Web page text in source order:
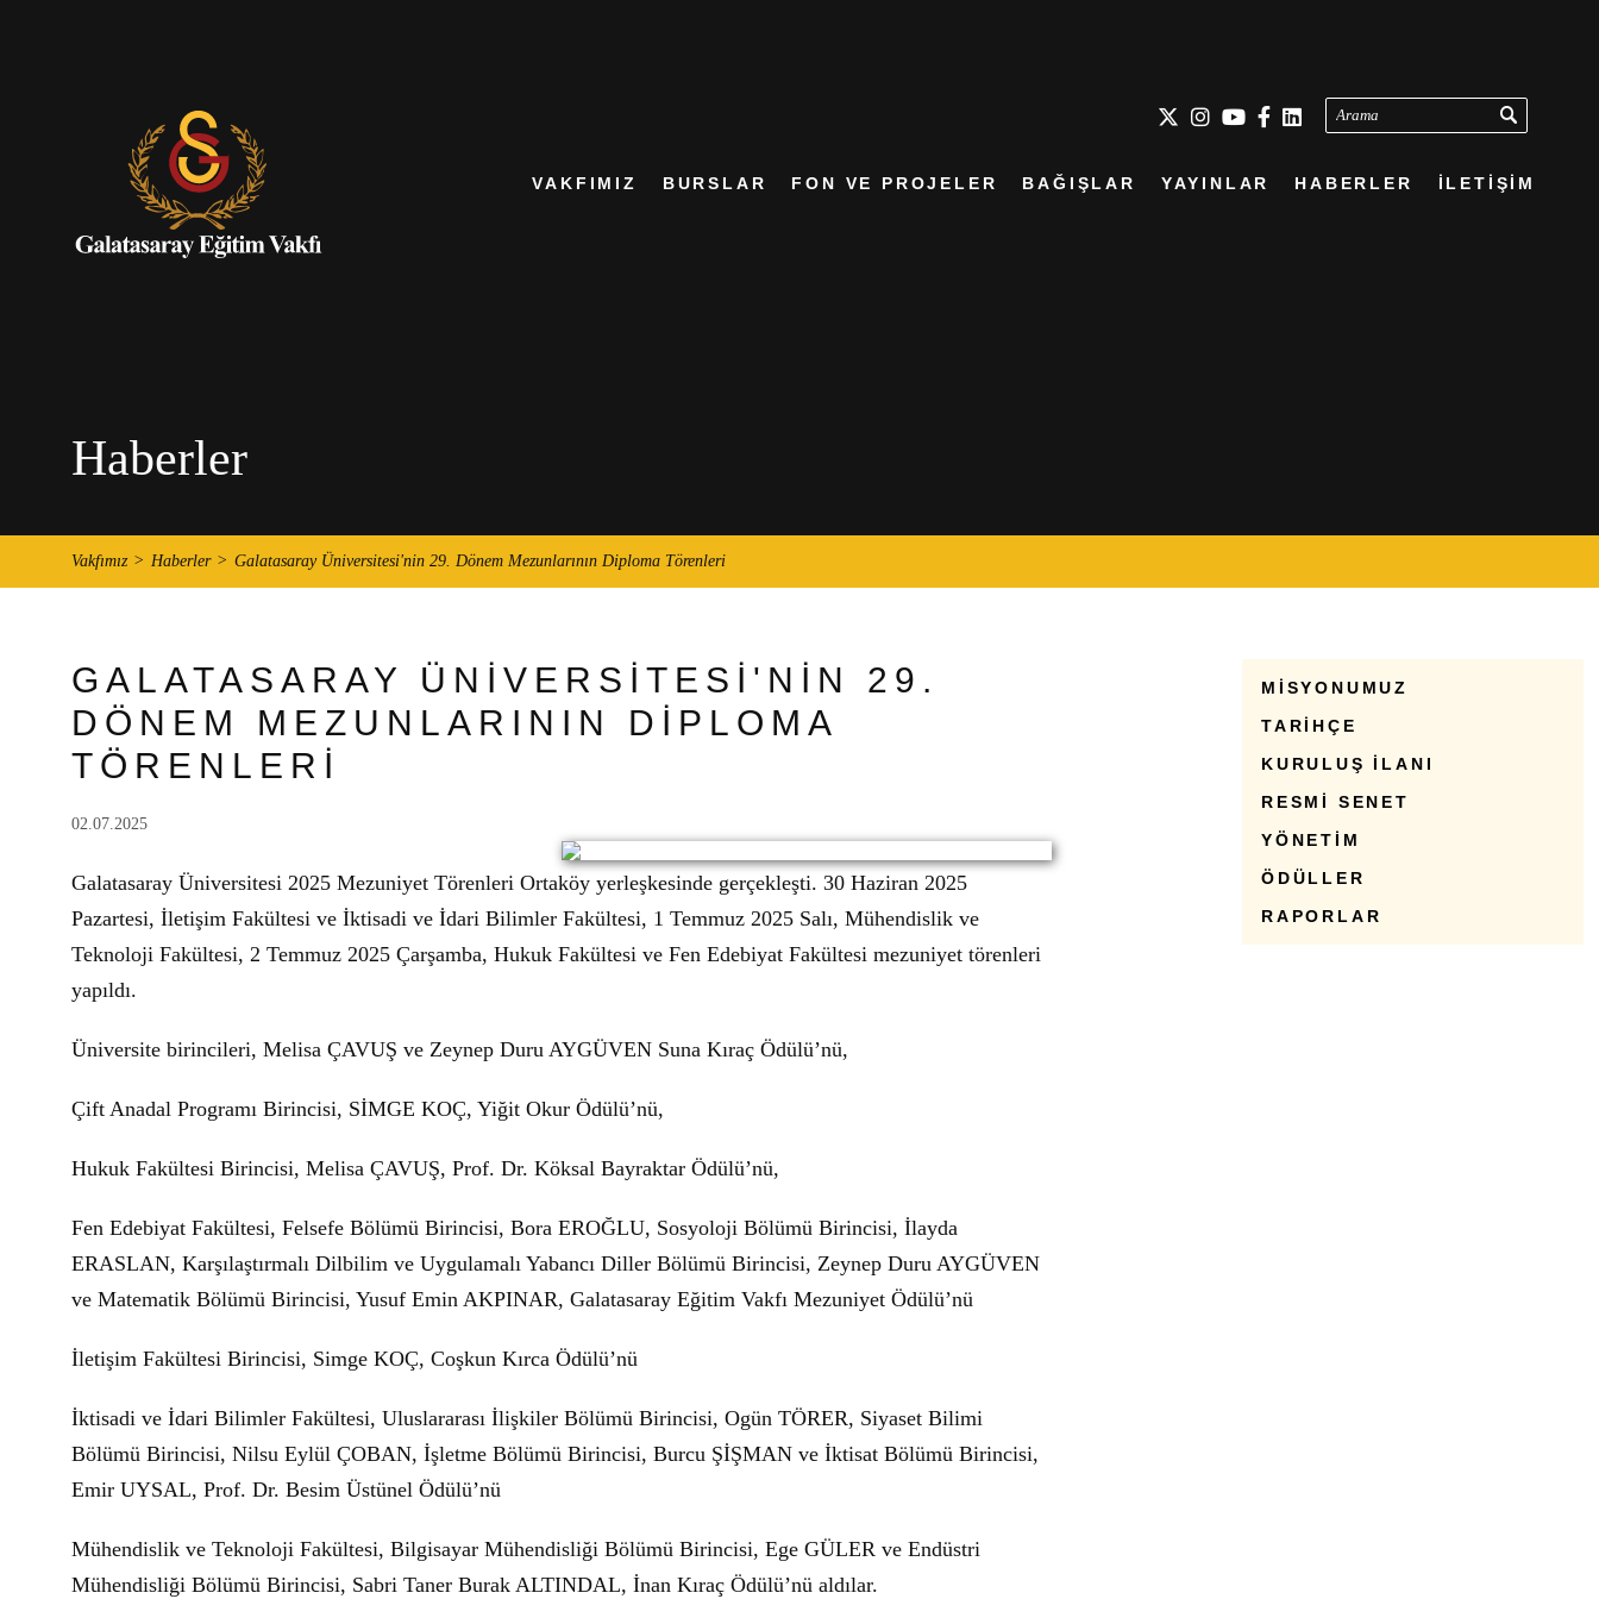
Arama
VAKFIMIZ BURSLAR FON VE PROJELER BAĞIŞLAR YAYINLAR HABERLER İLETİŞİM
Haberler
Vakfımız Haberler Galatasaray Üniversitesi'nin 29. Dönem Mezunlarının Diploma Törenleri
GALATASARAY ÜNİVERSİTESİ'NİN 29.
DÖNEM MEZUNLARININ DİPLOMA
TÖRENLERİ
02.07.2025
Galatasaray Üniversitesi 2025 Mezuniyet Törenleri Ortaköy yerleşkesinde gerçekleşti. 30 Haziran 2025
Pazartesi, İletişim Fakültesi ve İktisadi ve İdari Bilimler Fakültesi, 1 Temmuz 2025 Salı, Mühendislik ve
Teknoloji Fakültesi, 2 Temmuz 2025 Çarşamba, Hukuk Fakültesi ve Fen Edebiyat Fakültesi mezuniyet törenleri
yapıldı.
Üniversite birincileri, Melisa ÇAVUŞ ve Zeynep Duru AYGÜVEN Suna Kıraç Ödülü’nü,
Çift Anadal Programı Birincisi, SİMGE KOÇ, Yiğit Okur Ödülü’nü,
Hukuk Fakültesi Birincisi, Melisa ÇAVUŞ, Prof. Dr. Köksal Bayraktar Ödülü’nü,
Fen Edebiyat Fakültesi, Felsefe Bölümü Birincisi, Bora EROĞLU, Sosyoloji Bölümü Birincisi, İlayda
ERASLAN, Karşılaştırmalı Dilbilim ve Uygulamalı Yabancı Diller Bölümü Birincisi, Zeynep Duru AYGÜVEN
ve Matematik Bölümü Birincisi, Yusuf Emin AKPINAR, Galatasaray Eğitim Vakfı Mezuniyet Ödülü’nü
İletişim Fakültesi Birincisi, Simge KOÇ, Coşkun Kırca Ödülü’nü
İktisadi ve İdari Bilimler Fakültesi, Uluslararası İlişkiler Bölümü Birincisi, Ogün TÖRER, Siyaset Bilimi
Bölümü Birincisi, Nilsu Eylül ÇOBAN, İşletme Bölümü Birincisi, Burcu ŞİŞMAN ve İktisat Bölümü Birincisi,
Emir UYSAL, Prof. Dr. Besim Üstünel Ödülü’nü
Mühendislik ve Teknoloji Fakültesi, Bilgisayar Mühendisliği Bölümü Birincisi, Ege GÜLER ve Endüstri
Mühendisliği Bölümü Birincisi, Sabri Taner Burak ALTINDAL, İnan Kıraç Ödülü’nü aldılar.
MİSYONUMUZ
TARİHÇE
KURULUŞ İLANI
RESMİ SENET
YÖNETİM
ÖDÜLLER
RAPORLAR